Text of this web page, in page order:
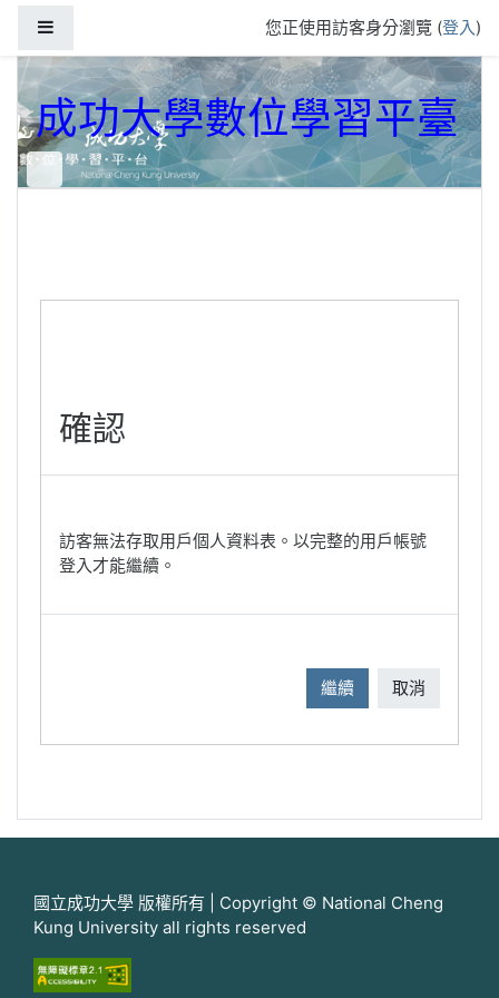
您正使用訪客身分瀏覽 (登入)
成功大學數位學習平臺
確認
訪客無法存取用戶個人資料表。以完整的用戶帳號
登入才能繼續。
繼續 取消
國立成功大學 版權所有 | Copyright © National Cheng
Kung University all rights reserved